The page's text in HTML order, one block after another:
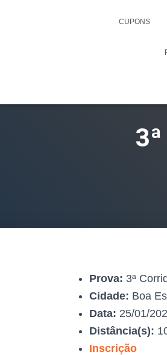
CUPONS
Prova: 3ª
Cidade: Boa
Data: 25/01/
Distância(s):
Inscrição